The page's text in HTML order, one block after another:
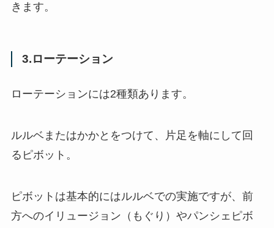
きます。
3.ローテーション
ローテーションには2種類あります。
ルルベまたはかかとをつけて、片足を軸にして回
るピボット。
ピボットは基本的にはルルベでの実施ですが、前
方へのイリュージョン（もぐり）やパンシェピボ